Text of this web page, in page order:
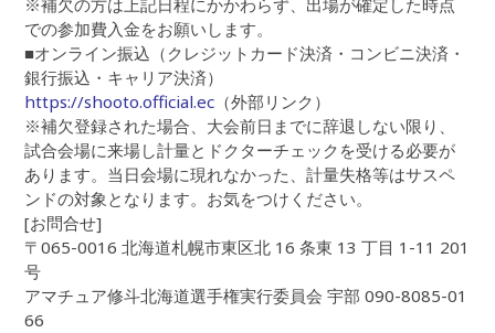
※補欠の方は上記日程にかかわらず、出場が確定した時点
での参加費入金をお願いします。
■オンライン振込（クレジットカード決済・コンビニ決済・
銀行振込・キャリア決済）
https://shooto.official.ec （外部リンク）
※補欠登録された場合、大会前日までに辞退しない限り、
試合会場に来場し計量とドクターチェックを受ける必要が
あります。当日会場に現れなかった、計量失格等はサスペ
ンドの対象となります。お気をつけください。
[お問合せ]
〒065-0016 北海道札幌市東区北 16 条東 13 丁目 1-11 201
号
アマチュア修斗北海道選手権実行委員会 宇部 090-8085-01
66